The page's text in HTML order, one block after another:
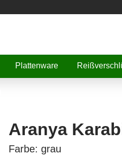
Plattenware
Aranya
Farbe: grau